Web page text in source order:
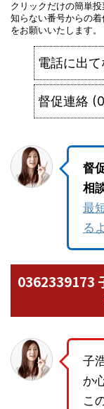
クリックだけの簡単
知らない番号からの
をお願いいたします。
電話に出て
督促連絡 (0
督
相
最
る
0362339173
子
か
こ